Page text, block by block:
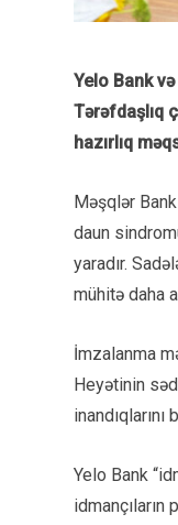
Yelo Bank
Tərəfdaşlıq
hazırlıq
Məşqlər
daun
yaradır.
mühitə daha
İmzalanma
Heyətinin
inandıqlarını
Yelo Bank